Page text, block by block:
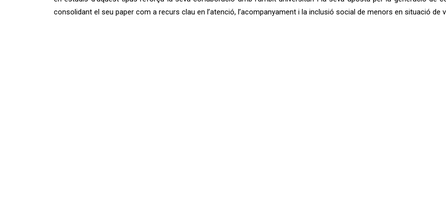
consolidant el seu paper com a recurs clau en l’atenció, l’acompanyament i la inclusió social de menors en situació de